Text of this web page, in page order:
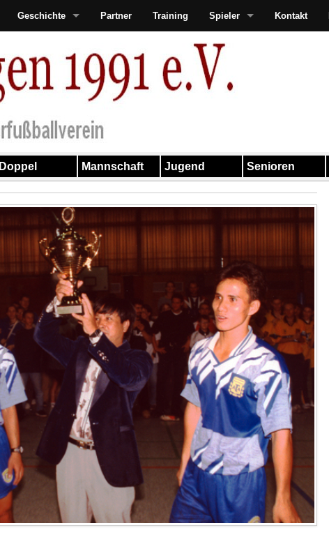
Geschichte Partner Training Spieler Kontakt
Doppel Mannschaft Jugend Senioren